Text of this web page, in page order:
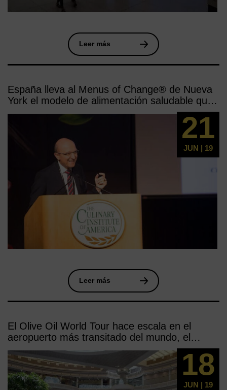
Leer más
España lleva al Menus of Change® de Nueva
York el modelo de alimentación saludable que
triunfa en todo el mundo: la Dieta
21
JUN | 19
Leer más
El Olive Oil World Tour hace escala en el
aeropuerto más transitado del mundo, el
norteamericano de Atlanta
18
JUN | 19